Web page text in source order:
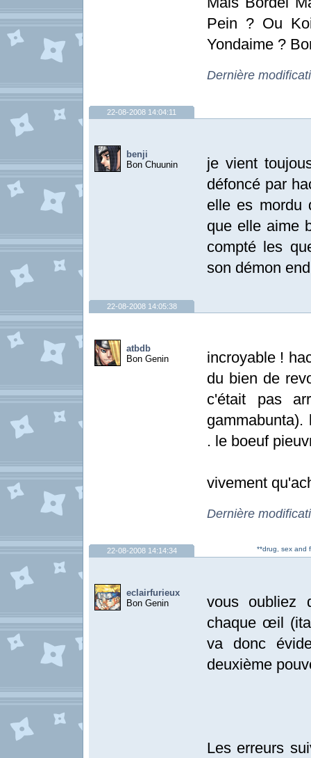
Pein ? Ou
Yondaime ?
Dernière
22-08-2008 14:04:11
benji
Bon Chuunin
je vient
défoncé par
elle es mordu
que elle aime
compté les
son démon
22-08-2008 14:05:38
atbdb
Bon Genin
incroyable !
du bien de
c'était pas
. le boeuf
vivement
Dernière
**drug, sex and
22-08-2008 14:14:34
eclairfurieux
Bon Genin
vous oubliez
chaque œil
va donc
deuxième
Les erreurs